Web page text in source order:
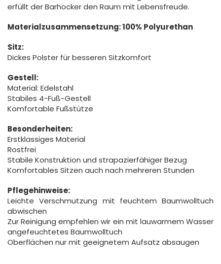
erfüllt der Barhocker den Raum mit Lebensfreude.
Materialzusammensetzung: 100% Polyurethan
Sitz:
Dickes Polster für besseren Sitzkomfort
Gestell:
Material: Edelstahl
Stabiles 4-Fuß-Gestell
Komfortable Fußstütze
Besonderheiten:
Erstklassiges Material
Rostfrei
Stabile Konstruktion und strapazierfähiger Bezug
Komfortables Sitzen auch nach mehreren Stunden
Pflegehinweise:
Leichte Verschmutzung mit feuchtem Baumwolltuch
abwischen
Zur Reinigung empfehlen wir ein mit lauwarmem Wasser
angefeuchtetes Baumwolltuch
Oberflächen nur mit geeignetem Aufsatz absaugen